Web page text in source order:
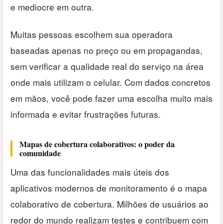
e mediocre em outra.
Muitas pessoas escolhem sua operadora
baseadas apenas no preço ou em propagandas,
sem verificar a qualidade real do serviço na área
onde mais utilizam o celular. Com dados concretos
em mãos, você pode fazer uma escolha muito mais
informada e evitar frustrações futuras.
Mapas de cobertura colaborativos: o poder da
comunidade
Uma das funcionalidades mais úteis dos
aplicativos modernos de monitoramento é o mapa
colaborativo de cobertura. Milhões de usuários ao
redor do mundo realizam testes e contribuem com